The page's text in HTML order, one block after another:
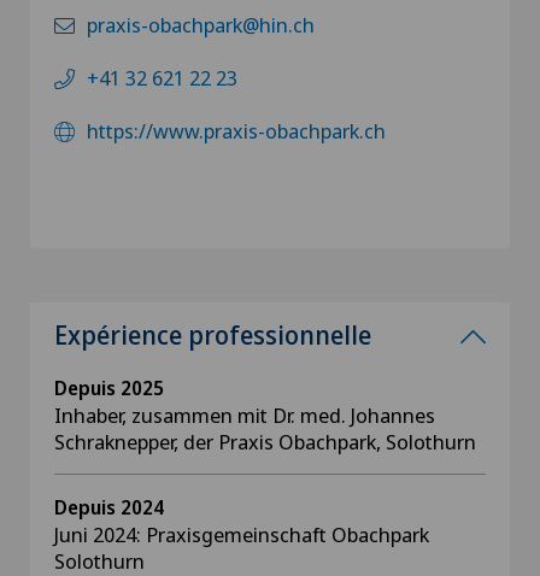
praxis-obachpark@hin.ch
+41 32 621 22 23
https://www.praxis-obachpark.ch
Expérience professionnelle
Depuis 2025
Inhaber, zusammen mit Dr. med. Johannes
Schraknepper, der Praxis Obachpark, Solothurn
Depuis 2024
Juni 2024: Praxisgemeinschaft Obachpark
Solothurn